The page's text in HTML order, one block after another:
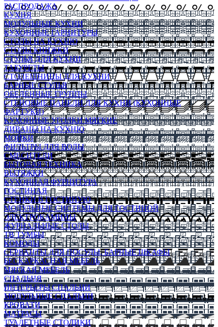
РАСПРОДАЖА
КУХНЯ
МОДУЛЬНЫЕ КУХНИ
КУХОННЫЕ ГАРНИТУРЫ
СТОЛЫ НА КУХНЮ
СТОЛЫ КНИЖКИ
СТУЛЬЯ ДЛЯ КУХНИ
ТАБУРЕТЫ
СТОЛЕШНИЦЫ ДЛЯ КУХНИ
БАРНЫЕ СТУЛЬЯ
ОБЕДЕННЫЕ ГРУППЫ
СТЕНОВЫЕ ПАНЕЛИ ДЛЯ КУХНИ (КУХОННЫЕ
ФАРТУКИ)
КУХОННЫЕ УГОЛКИ МЯГКИЕ
ДИВАНЫ НА КУХНЮ
МОЙКИ
ФИЛЬТРЫ ДЛЯ ВОДЫ
СМЕСИТЕЛИ
БЫТОВАЯ ТЕХНИКА
ВЫТЯЖКИ
КУХОННАЯ ФУРНИТУРА
ГОСТИНАЯ
СТЕНКИ В ГОСТИНУЮ
МОДУЛЬНЫЕ СИСТЕМЫ ДЛЯ ГОСТИНОЙ
ЭЛЕКТРОКАМИНЫ
ЖУРНАЛЬНЫЕ СТОЛЫ
ТВ ТУМБЫ
КОМОДЫ
СЕРВАНТЫ ДЛЯ ПОСУДЫ, БАРНЫЕ ШКАФЫ
БЕСКАРКАСНАЯ МЕБЕЛЬ
МЯГКАЯ МЕБЕЛЬ
СПАЛЬНЯ
ИНТЕРЬЕРЫ СПАЛЬНИ
МОДУЛЬНЫЕ СПАЛЬНИ
КРОВАТИ
МАТРАСЫ
ТУАЛЕТНЫЕ СТОЛИКИ